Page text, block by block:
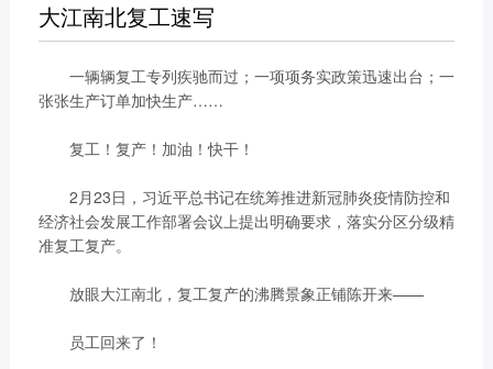
新能源动力
务网络，在国内建立了
12个商用车系统部/驻外
销售大区、18个通机大
区驻外销售大区、13个
船电驻外营销中心、5个
玉柴芯蓝驻外销售大区、
31个服务与后市场驻外
站、6000多家配件销售
洲、欧洲等地设立了21
家以动力系统为圆心、实
施同心多元化发展的国有
拥有20多家全资、控
股、参股二级子公司，涉
及发动机制造及其产业
新能源产业及相关服务等
三大产业板块，在广西、
广东、江苏、安徽、湖
北、重庆、辽宁等地均有
产业基地布局。
了解更多
大江南北复工速写
一辆辆复工专列疾驰而过；一项项务实政策迅速出台；一
张张生产订单加快生产……
复工！复产！加油！快干！
2月23日，习近平总书记在统筹推进新冠肺炎疫情防控和
经济社会发展工作部署会议上提出明确要求，落实分区分级精
准复工复产。
放眼大江南北，复工复产的沸腾景象正铺陈开来——
员工回来了！